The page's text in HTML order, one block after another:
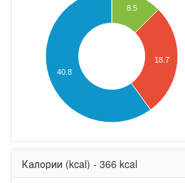
8.5
18.7
40.8
Калории (kcal) - 366 kcal